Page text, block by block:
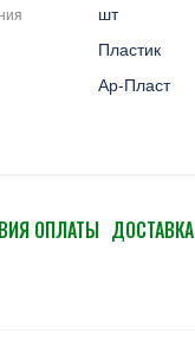
шт
Пластик
Ар-Пласт
ОПЛАТЫ ДОСТАВКА